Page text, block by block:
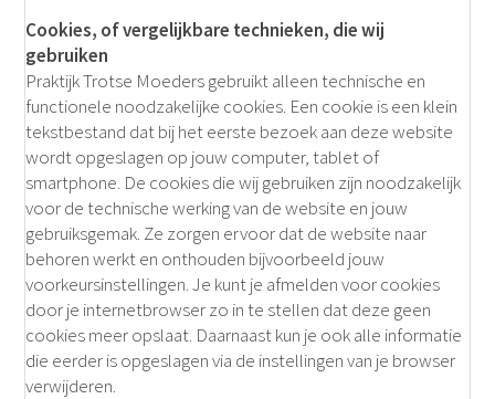
Cookies, of vergelijkbare technieken, die wij
gebruiken
Praktijk Trotse Moeders gebruikt alleen technische en
functionele noodzakelijke cookies. Een cookie is een klein
tekstbestand dat bij het eerste bezoek aan deze website
wordt opgeslagen op jouw computer, tablet of
smartphone. De cookies die wij gebruiken zijn noodzakelijk
voor de technische werking van de website en jouw
gebruiksgemak. Ze zorgen ervoor dat de website naar
behoren werkt en onthouden bijvoorbeeld jouw
voorkeursinstellingen. Je kunt je afmelden voor cookies
door je internetbrowser zo in te stellen dat deze geen
cookies meer opslaat. Daarnaast kun je ook alle informatie
die eerder is opgeslagen via de instellingen van je browser
verwijderen.